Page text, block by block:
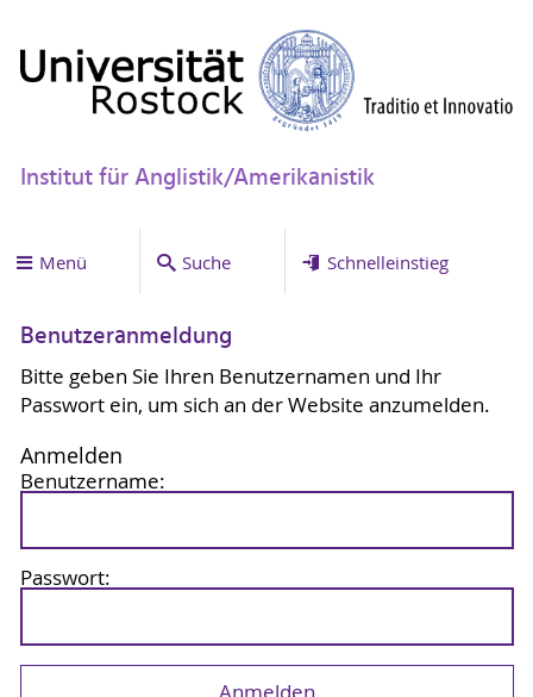
Institut für Anglistik/Amerikanistik
Menü Suche Schnelleinstieg
Benutzeranmeldung
Bitte geben Sie Ihren Benutzernamen und Ihr
Passwort ein, um sich an der Website anzumelden.
Anmelden
Benutzername:
Passwort: